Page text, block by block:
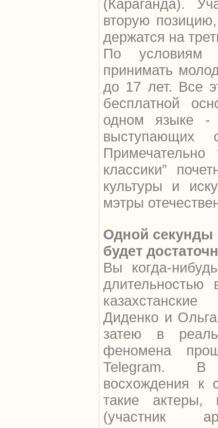
(Караганда).
вторую
держатся на
По условиям
принимать
до 17 лет. Все
бесплатной
одном языке -
выступающих
классики”
культуры и
мэтры
Одной секунды
будет
Вы когда-
длительностью
Диденко и
затею в
феномена
Telegram. В
восхождения к
такие
(участник